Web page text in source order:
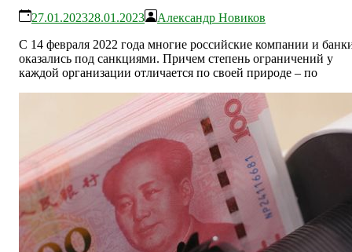
27.01.202328.01.2023
Александр Новиков
С 14 февраля 2022 года многие российские компании и
оказались под санкциями. Причем степень ограничений у
каждой организации отличается по своей природе – по